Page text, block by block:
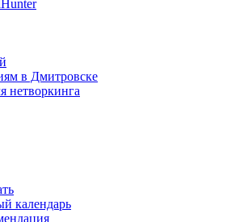
в Дмитровске
нетворкинга
календарь